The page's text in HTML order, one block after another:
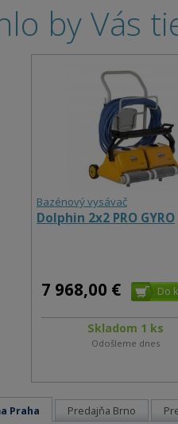
by Vás
Bazénový vysávač
Dolphin 2x2 PRO GYRO
7 968,00 €
Skladom 1 ks
Odošleme dnes
Praha Predajňa Brno